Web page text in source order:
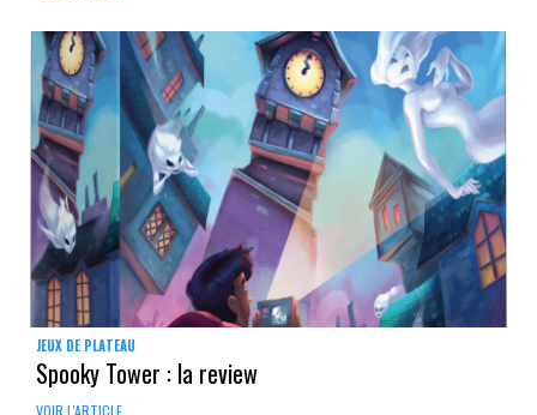
JEUX DE PLATEAU
Spooky Tower : la review